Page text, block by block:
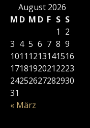
August 2026
M D M D F S S
« März
1 2
3 4 5 6 7 8 9
1011 1213141516
17181920212223
24252627282930
31